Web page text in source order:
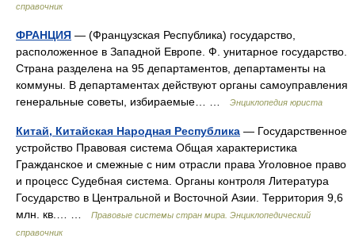
справочник
ФРАНЦИЯ — (Французская Республика) государство,
расположенное в Западной Европе. Ф. унитарное государство.
Страна разделена на 95 департаментов, департаменты на
коммуны. В департаментах действуют органы самоуправления
генеральные советы, избираемые… …
Энциклопедия юриста
Китай, Китайская Народная Республика — Государственное
устройство Правовая система Общая характеристика
Гражданское и смежные с ним отрасли права Уголовное право
и процесс Судебная система. Органы контроля Литература
Государство в Центральной и Восточной Азии. Территория 9,6
млн. кв.… …
Правовые системы стран мира. Энциклопедический
справочник